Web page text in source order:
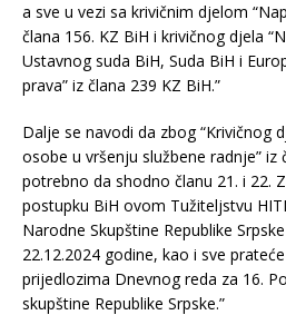
a sve u vezi sa krivičnim djelom
člana 156. KZ BiH i krivičnog djela
Ustavnog suda BiH, Suda BiH i
prava” iz člana 239 KZ BiH.”
Dalje se navodi da zbog “Krivičnog
osobe u vršenju službene radnje” iz
potrebno da shodno članu 21. i 22.
postupku BiH ovom Tužiteljstvu
Narodne Skupštine Republike
22.12.2024 godine, kao i sve
prijedlozima Dnevnog reda za 16.
skupštine Republike Srpske.”